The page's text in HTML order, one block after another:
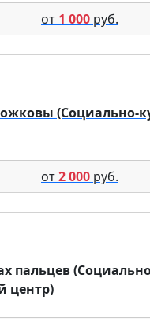
от 1 000 руб.
(Социально-
от2 000 руб.
пальцев
центр)